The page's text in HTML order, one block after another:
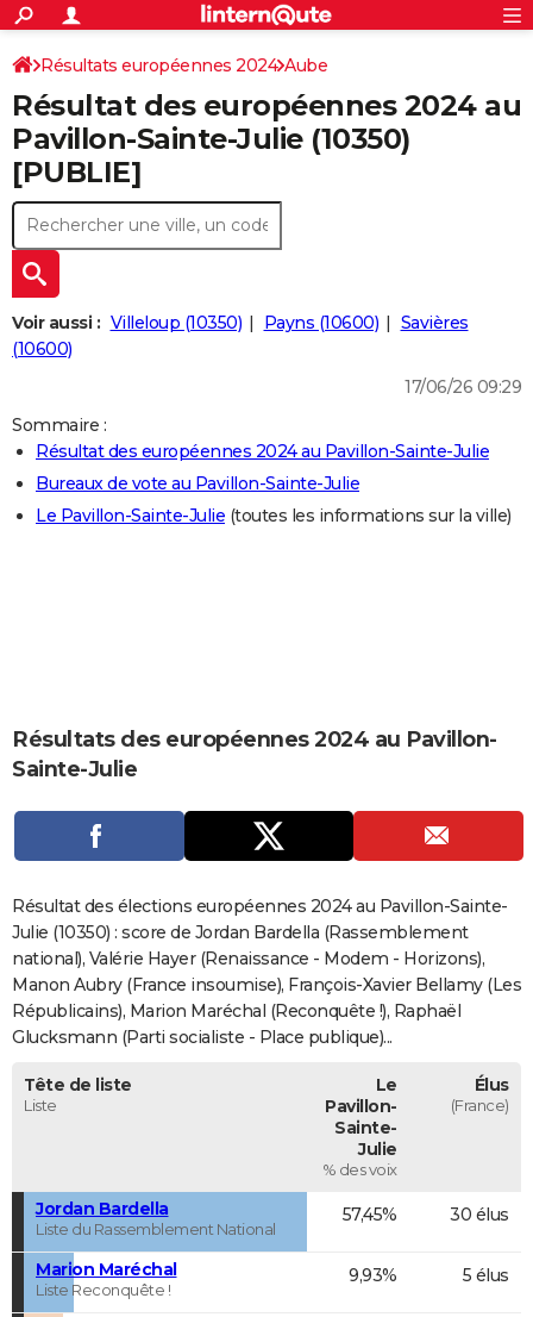
ACTUALITÉS
Politique
Société
Faits Divers
Education
Monde
Villes
+
SPORT
Coupe du monde 2026
Football
Tennis
Cyclisme
Rugby
Forum
CULTURE
Programme TV
TNT
Streaming
Cinéma
Sorties cinéma
Musique
+FINANCE
Retraite
Impôts
Epargne
Immobilier
Risques naturels par ville
Banque
Assurance
CréditAUTO
Essais
Réserver un essai
Citadines
Berlines
SUV
Forum auto
+HIGH-TECH
Mobiles
Meilleur smartphone
Internet
Ordinateurs
Jeux vidéo
Guide high-tech
+
BRICOLAGE
Forum
Aménagement intérieur
Extérieur
Cuisine
Salle de bains
Jardinage
Rangement
+
LIFESTYLE
Art de vivre
Bien-être
Loisirs
Mode
Modes de vie
SANTE
Alimentation
Guide de la santé
Maladies
Médicaments
Sommeil
VOYAGE
Carte de Noël
Carte Bonne année
Carte Saint-Valentin
Carte Pâques
Carte d'anniversaire
COPAINS D'AVANT
AVIS DE DÉCÈS
FORUM
Bricolage
Lifestyle
Culture
Sport
Auto
Television
Voyage
Cinema
S'inscrire
Connexion
Résultats européennes 2024 Aube
Résultat des européennes 2024 au
Pavillon-Sainte-Julie (10350)
[PUBLIE]
Voir aussi : Villeloup (10350) Payns (10600)
Savières
(10600)
17/06/26 09:29
Sommaire :
Résultat des européennes 2024 au Pavillon-Sainte-Julie
Bureaux de vote au Pavillon-Sainte-Julie
Le Pavillon-Sainte-Julie (toutes les informations sur la ville)
Résultats des européennes 2024 au Pavillon-
Sainte-Julie
Résultat des élections européennes 2024 au Pavillon-Sainte-
Julie (10350) : score de Jordan Bardella (Rassemblement
national), Valérie Hayer (Renaissance - Modem - Horizons),
Manon Aubry (France insoumise), François-Xavier Bellamy (Les
Républicains), Marion Maréchal (Reconquête !), Raphaël
Glucksmann (Parti socialiste - Place publique)...
Tête de liste
Liste
Le
Pavillon-
Sainte-
Julie
% des voix
Élus
(France)
Jordan Bardella
Liste du Rassemblement National
57,45% 30 élus
Marion Maréchal
Liste Reconquête !
9,93% 5 élus